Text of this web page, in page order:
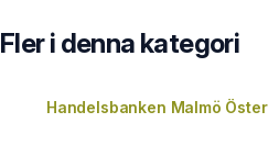
Fler i denna kategori
Handelsbanken Malmö Öster